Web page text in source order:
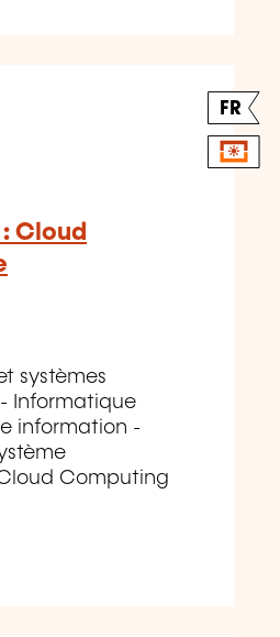
FR
Cloud
systèmes
Informatique
information -
Computing